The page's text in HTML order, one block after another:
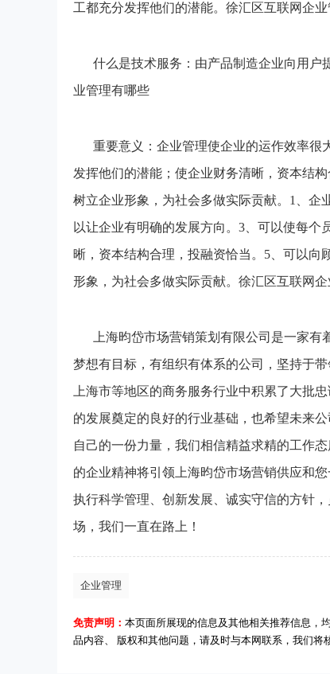
工都充分发挥他们的潜能。徐汇区互联网企
什么是技术服务：由产品制造企业向用户
业管理有哪些
重要意义：企业管理使企业的运作效率很
发挥他们的潜能；使企业财务清晰，资本结
树立企业形象，为社会多做实际贡献。1、企
以让企业有明确的发展方向。3、可以使每
晰，资本结构合理，投融资恰当。5、可以向
形象，为社会多做实际贡献。徐汇区互联网
上海昀岱市场营销策划有限公司是一家
梦想有目标，有组织有体系的公司，坚持于
上海市等地区的商务服务行业中积累了大批
的发展奠定的良好的行业基础，也希望未来
自己的一份力量，我们相信精益求精的工作
的企业精神将引领上海昀岱市场营销供应和
执行科学管理、创新发展、诚实守信的方针
场，我们一直在路上！
企业管理
免责声明： 本页面所展现的信息及其他相关推荐信息，
品内容、 版权和其他问题，请及时与本网联系，我们将